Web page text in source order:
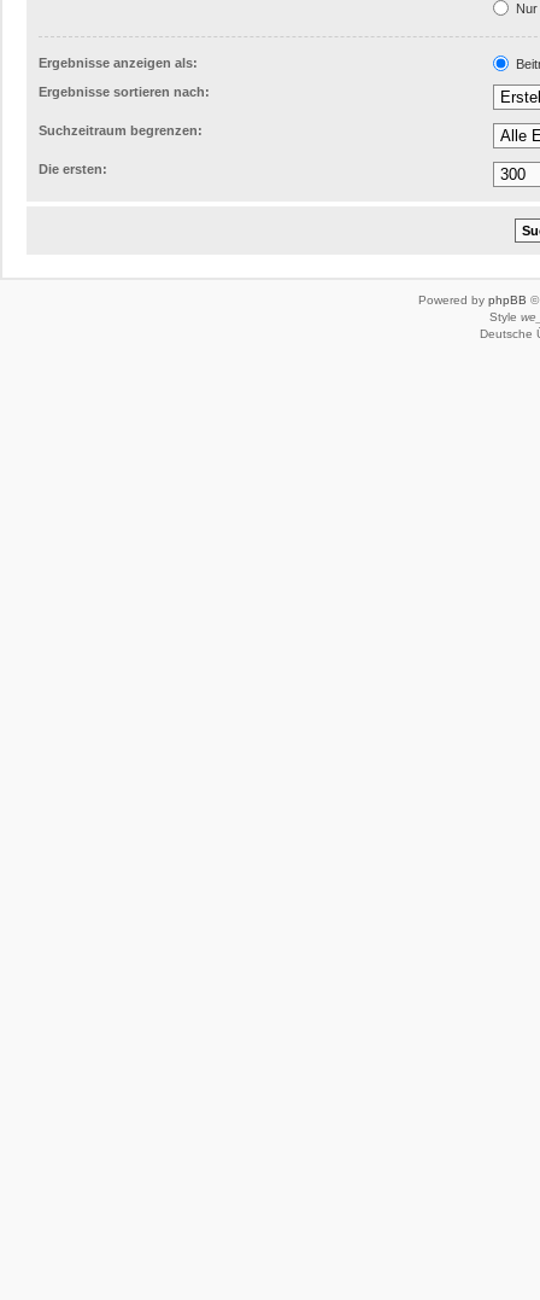
Ergebnisse anzeigen als:
Ergebnisse sortieren nach:
Suchzeitraum begrenzen:
Die ersten:
Powered by phpBB ©
Style
Deutsche